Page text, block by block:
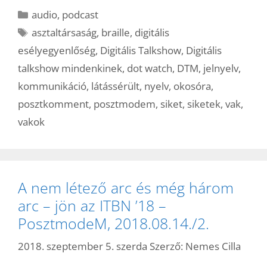
Kategória
audio, podcast
Címkék
asztaltársaság, braille, digitális
esélyegyenlőség, Digitális Talkshow, Digitális
talkshow mindenkinek, dot watch, DTM, jelnyelv,
kommunikáció, látássérült, nyelv, okosóra,
posztkomment, posztmodem, siket, siketek, vak,
vakok
A nem létező arc és még három
arc – jön az ITBN ’18 –
PosztmodeM, 2018.08.14./2.
2018. szeptember 5. szerda Szerző: Nemes Cilla